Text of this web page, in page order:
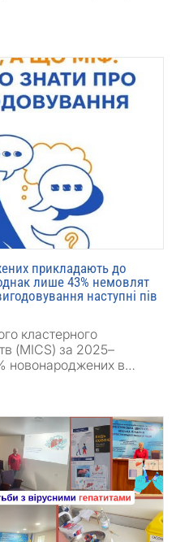
прикладають до
лише 43% немовлят
наступні пів
кластерного
(MICS) за 2025–
новонароджених в…